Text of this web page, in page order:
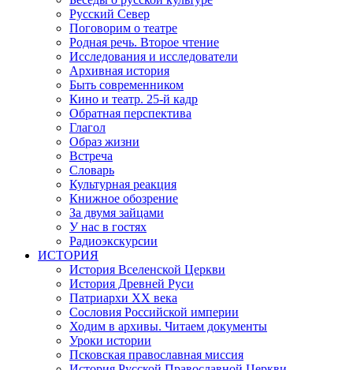
Русский Север
Поговорим о театре
Родная речь. Второе чтение
Исследования и исследователи
Архивная история
Быть современником
Кино и театр. 25-й кадр
Обратная перспектива
Глагол
Образ жизни
Встреча
Словарь
Культурная реакция
Книжное обозрение
За двумя зайцами
У нас в гостях
Радиоэкскурсии
ИСТОРИЯ
История Вселенской Церкви
История Древней Руси
Патриархи XX века
Сословия Российской империи
Ходим в архивы. Читаем документы
Уроки истории
Псковская православная миссия